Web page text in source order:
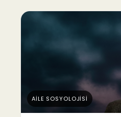
AİLE SOSYOLOJİSİ